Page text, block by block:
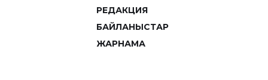
РЕДАКЦИЯ
БАЙЛАНЫСТАР
ЖАРНАМА